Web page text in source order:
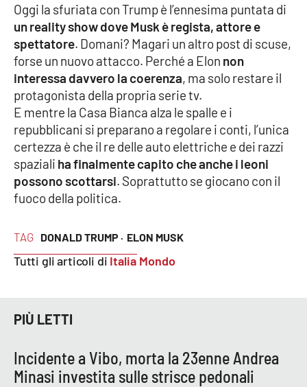
APP
Android
Apple
TAG DONALD TRUMP · ELON MUSK
Tutti gli articoli di Italia Mondo
Oggi la sfuriata con Trump è l’ennesima puntata di
un reality show dove Musk è regista, attore e
spettatore. Domani? Magari un altro post di scuse,
forse un nuovo attacco. Perché a Elon non
interessa davvero la coerenza, ma solo restare il
protagonista della propria serie tv.
E mentre la Casa Bianca alza le spalle e i
repubblicani si preparano a regolare i conti, l’unica
certezza è che il re delle auto elettriche e dei razzi
spaziali ha finalmente capito che anche i leoni
possono scottarsi. Soprattutto se giocano con il
fuoco della politica.
PIÙ LETTI
Incidente a Vibo, morta la 23enne Andrea
Minasi investita sulle strisce pedonali